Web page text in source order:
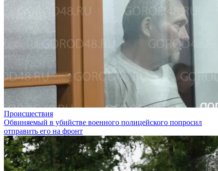
Происшествия
Обвиняемый в убийстве военного полицейского попросил
отправить его на фронт